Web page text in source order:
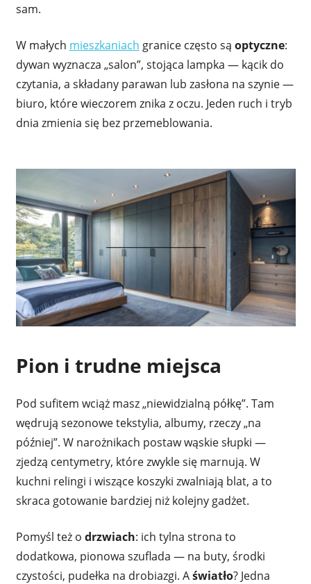
sam.
W małych mieszkaniach granice często są optyczne:
dywan wyznacza „salon”, stojąca lampka — kącik do
czytania, a składany parawan lub zasłona na szynie —
biuro, które wieczorem znika z oczu. Jeden ruch i tryb
dnia zmienia się bez przemeblowania.
Pion i trudne miejsca
Pod sufitem wciąż masz „niewidzialną półkę”. Tam
wędrują sezonowe tekstylia, albumy, rzeczy „na
później”. W narożnikach postaw wąskie słupki —
zjedzą centymetry, które zwykle się marnują. W
kuchni relingi i wiszące koszyki zwalniają blat, a to
skraca gotowanie bardziej niż kolejny gadżet.
Pomyśl też o drzwiach: ich tylna strona to
dodatkowa, pionowa szuflada — na buty, środki
czystości, pudełka na drobiazgi. Aświatło? Jedna